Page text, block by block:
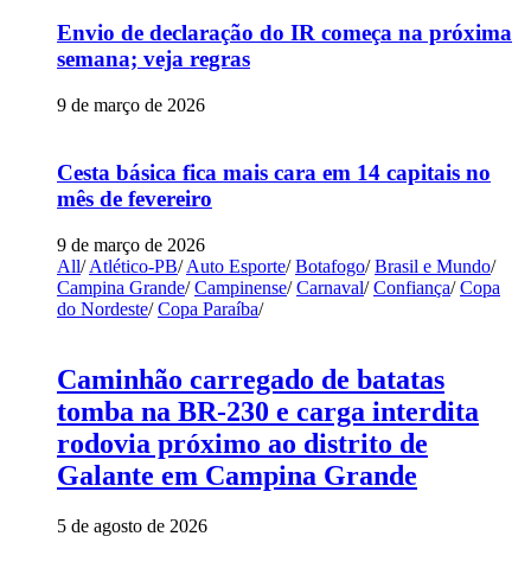
Envio de declaração do IR começa na próxima
semana; veja regras
9 de março de 2026
Cesta básica fica mais cara em 14 capitais no
mês de fevereiro
9 de março de 2026
All/ Atlético-PB/ Auto Esporte/ Botafogo/ Brasil e Mundo/
Campina Grande/ Campinense/ Carnaval/ Confiança/ Copa
do Nordeste/ Copa Paraíba/
Caminhão carregado de batatas
tomba na BR-230 e carga interdita
rodovia próximo ao distrito de
Galante em Campina Grande
5 de agosto de 2026